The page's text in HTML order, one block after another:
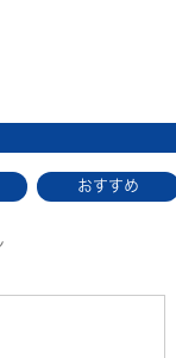
おすすめ